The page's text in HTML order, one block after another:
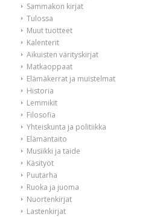
Sammakon kirjat
Tulossa
Muut tuotteet
Kalenterit
Aikuisten värityskirjat
Matkaoppaat
Elämäkerrat ja muistelmat
Historia
Lemmikit
Filosofia
Yhteiskunta ja politiikka
Elämäntaito
Musiikki ja taide
Käsityöt
Puutarha
Ruoka ja juoma
Nuortenkirjat
Lastenkirjat